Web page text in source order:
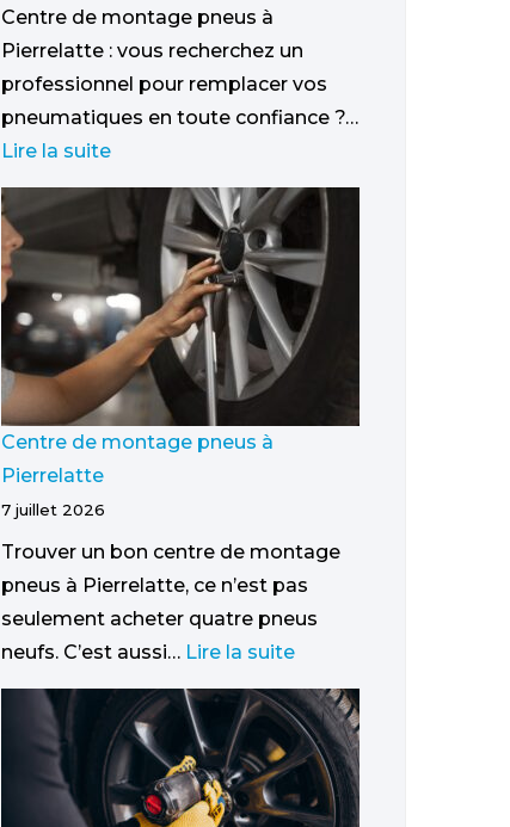
Centre de montage pneus à
Pierrelatte : vous recherchez un
professionnel pour remplacer vos
pneumatiques en toute confiance ?…
Lire la suite
Centre de montage pneus à
Pierrelatte
7 juillet 2026
Trouver un bon centre de montage
pneus à Pierrelatte, ce n’est pas
seulement acheter quatre pneus
neufs. C’est aussi… Lire la suite